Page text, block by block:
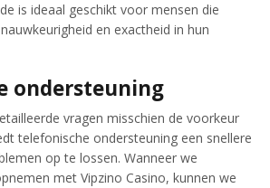
is ideaal geschikt voor mensen die
en exactheid in hun
ondersteuning
vragen misschien de voorkeur
telefonische ondersteuning een snellere
op te lossen. Wanneer we
met Vipzino Casino, kunnen we